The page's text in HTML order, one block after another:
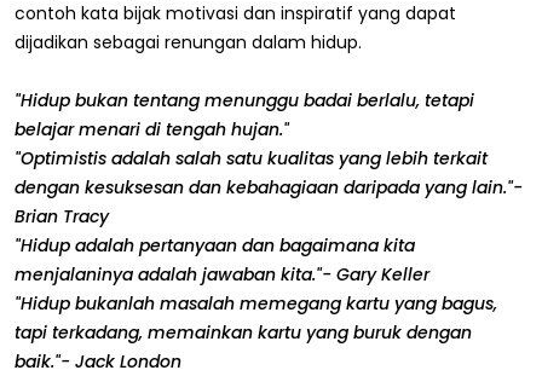
contoh kata bijak motivasi dan inspiratif yang dapat
dijadikan sebagai renungan dalam hidup.
"Hidup bukan tentang menunggu badai berlalu, tetapi
belajar menari di tengah hujan."
"Optimistis adalah salah satu kualitas yang lebih terkait
dengan kesuksesan dan kebahagiaan daripada yang lain."-
Brian Tracy
"Hidup adalah pertanyaan dan bagaimana kita
menjalaninya adalah jawaban kita."- Gary Keller
"Hidup bukanlah masalah memegang kartu yang bagus,
tapi terkadang, memainkan kartu yang buruk dengan
baik."- Jack London